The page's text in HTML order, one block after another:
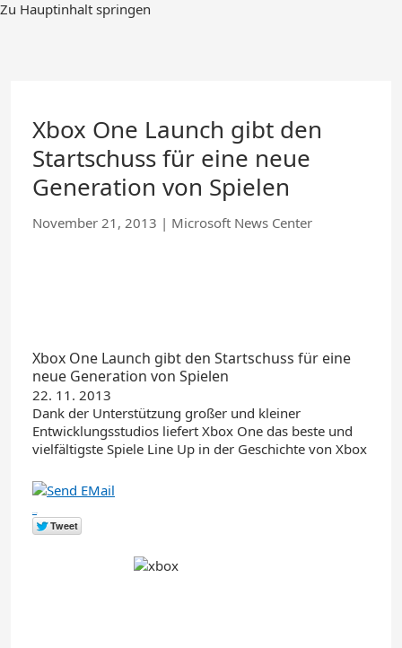
Zum
Zu Hauptinhalt springen
Xbox One Launch gibt den
Startschuss für eine neue
Generation von Spielen
November 21, 2013 | Microsoft News Center
Xbox One Launch gibt den Startschuss für eine
neue Generation von Spielen
22. 11. 2013
Dank der Unterstützung großer und kleiner
Entwicklungsstudios liefert Xbox One das beste und
vielfältigste Spiele Line Up in der Geschichte von Xbox